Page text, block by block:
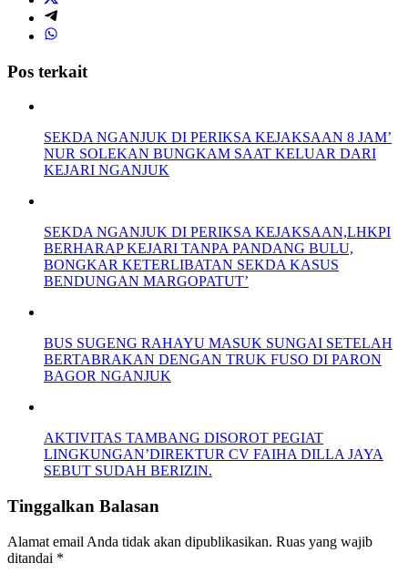
Pos terkait
SEKDA NGANJUK DI PERIKSA KEJAKSAAN 8 JAM’
NUR SOLEKAN BUNGKAM SAAT KELUAR DARI
KEJARI NGANJUK
SEKDA NGANJUK DI PERIKSA KEJAKSAAN,LHKPI
BERHARAP KEJARI TANPA PANDANG BULU,
BONGKAR KETERLIBATAN SEKDA KASUS
BENDUNGAN MARGOPATUT’
BUS SUGENG RAHAYU MASUK SUNGAI SETELAH
BERTABRAKAN DENGAN TRUK FUSO DI PARON
BAGOR NGANJUK
AKTIVITAS TAMBANG DISOROT PEGIAT
LINGKUNGAN’DIREKTUR CV FAIHA DILLA JAYA
SEBUT SUDAH BERIZIN.
Tinggalkan Balasan
Alamat email Anda tidak akan dipublikasikan. Ruas yang wajib
ditandai *